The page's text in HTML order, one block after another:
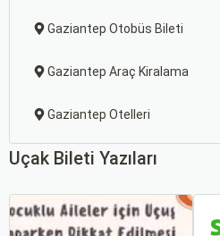
Gaziantep Otobüs Bileti
Gaziantep Araç Kiralama
Gaziantep Otelleri
Uçak Bileti Yazıları